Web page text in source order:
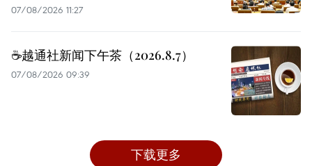
07/08/2026 11:27
☕️越通社新闻下午茶（2026.8.7）
07/08/2026 09:39
下载更多